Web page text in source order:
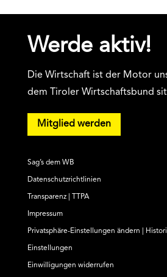
Werde aktiv!
Die Wirtschaft ist der Motor
dem Tiroler Wirtschaftsbund
Mitglied werden
Sag’s dem WB
Datenschutzrichtlinien
Transparenz | TTPA
Impressum
Privatsphäre-Einstellungen ändern
Einstellungen
Einwilligungen widerrufen